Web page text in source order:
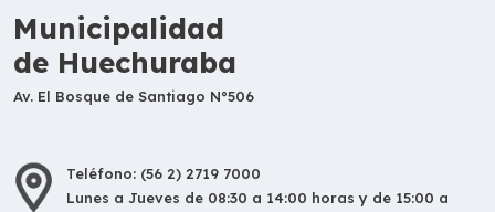
Municipalidad
de Huechuraba
Av. El Bosque de Santiago N°506
Teléfono: (56 2) 2719 7000
Lunes a Jueves de 08:30 a 14:00 horas y de 15:00 a